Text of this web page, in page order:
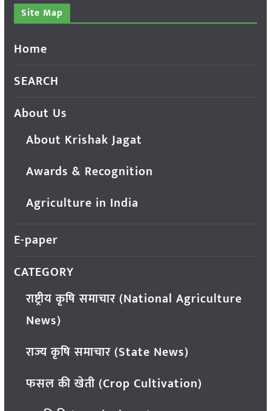
Site Map
Home
SEARCH
About Us
About Krishak Jagat
Awards & Recognition
Agriculture in India
E-paper
CATEGORY
राष्ट्रीय कृषि समाचार (National Agriculture
News)
राज्य कृषि समाचार (State News)
फसल की खेती (Crop Cultivation)